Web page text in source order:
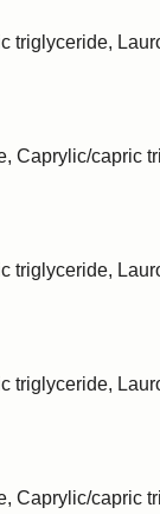
triglyceride,
Caprylic/capric
triglyceride,
triglyceride,
Caprylic/capric